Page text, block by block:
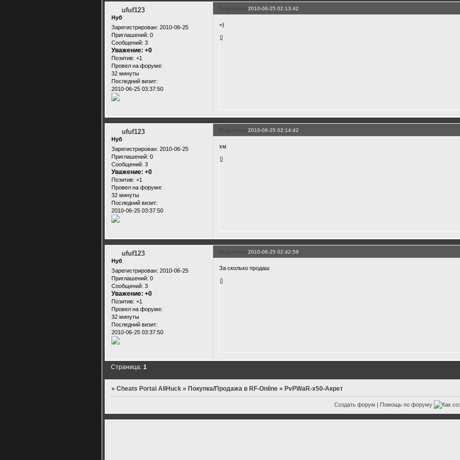
Поделиться2010-06-25 02:13:42
ufuf123
Нуб
Зарегистрирован: 2010-06-25
Приглашений: 0
Сообщений: 3
Уважение: +0
Позитив: +1
Провел на форуме:
32 минуты
Последний визит:
2010-06-25 03:37:50
=)
0
Поделиться2010-06-25 02:14:42
ufuf123
Нуб
Зарегистрирован: 2010-06-25
Приглашений: 0
Сообщений: 3
Уважение: +0
Позитив: +1
Провел на форуме:
32 минуты
Последний визит:
2010-06-25 03:37:50
хм
0
Поделиться2010-06-25 02:42:59
ufuf123
Нуб
Зарегистрирован: 2010-06-25
Приглашений: 0
Сообщений: 3
Уважение: +0
Позитив: +1
Провел на форуме:
32 минуты
Последний визит:
2010-06-25 03:37:50
За сколько продаш
0
Страница:1
»Cheats Portal AllHuck »Покупка/Продажа в RF-Online »PvPWaR-х50-Акрет
Создать форум | Помощь по форуму